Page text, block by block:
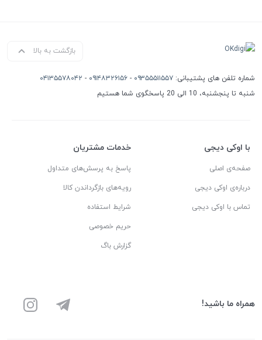
بازگشت به بالا
شماره تلفن های پشتیبانی: ۰۹۳۵۵۵۱۱۵۵۷ - ۰۹۱۴۸۳۲۶۱۵۶ - ۰۴۱۳۵۵۷۸۰۴۲
شنبه تا پنجشنبه، 10 الی 20 پاسخگوی شما هستیم
با اوکی دیجی
صفحه‌ی اصلی
درباره‌ی اوکی دیجی
تماس با اوکی دیجی
خدمات مشتریان
پاسخ به پرسش‌های متداول
رویه‌های بازگرداندن کالا
شرایط استفاده
حریم خصوصی
گزارش باگ
همراه ما باشید!